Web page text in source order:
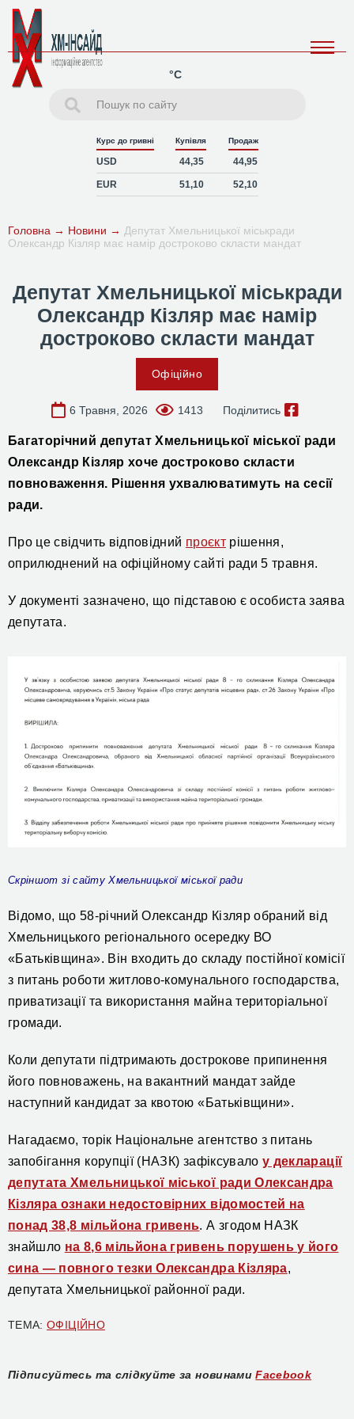
°C
Курс до гривні Купівля Продаж
USD 44,35 44,95
EUR 51,10 52,10
Головна → Новини → Депутат Хмельницької міськради
Олександр Кізляр має намір достроково скласти мандат
Депутат Хмельницької міськради
Олександр Кізляр має намір
достроково скласти мандат
Офіційно
6 Травня, 2026 1413 Поділитись
Багаторічний депутат Хмельницької міської ради
Олександр Кізляр хоче достроково скласти
повноваження. Рішення ухвалюватимуть на сесії
ради.
Про це свідчить відповідний проєктрішення,
оприлюднений на офіційному сайті ради 5 травня.
У документі зазначено, що підставою є особиста заява
депутата.
Скріншот зі сайту Хмельницької міської ради
Відомо, що 58-річний Олександр Кізляр обраний від
Хмельницького регіонального осередку ВО
«Батьківщина». Він входить до складу постійної комісії
з питань роботи житлово-комунального господарства,
приватизації та використання майна територіальної
громади.
Коли депутати підтримають дострокове припинення
його повноважень, на вакантний мандат зайде
наступний кандидат за квотою «Батьківщини».
Нагадаємо, торік Національне агентство з питань
запобігання корупції (НАЗК) зафіксувалоу декларації
депутата Хмельницької міської ради Олександра
Кізляра ознаки недостовірних відомостей на
понад 38,8 мільйона гривень. А згодом НАЗК
знайшло на 8,6 мільйона гривень порушень у його
сина — повного тезки Олександра Кізляра,
депутата Хмельницької районної ради.
ТЕМА:ОФІЦІЙНО
Підписуйтесь та слідкуйте за новинами Facebook